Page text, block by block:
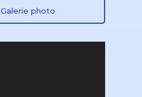
Galerie photo